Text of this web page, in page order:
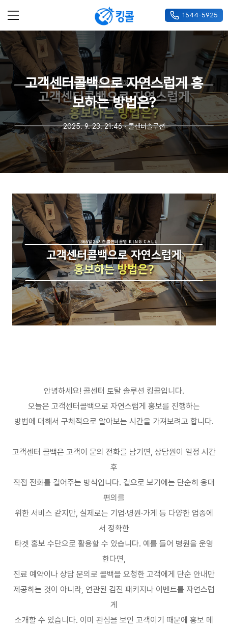
1544-5925
메뉴
고객센터콜백으로 자연스럽게 홍
보하는 방법은?
2025. 9. 23. 21:46ㆍ콜센터솔루션
안녕하세요! 콜센터 토탈 솔루션 킹콜입니다.
오늘은 고객센터콜백으로 자연스럽게 홍보를 진행하는
방법에 대해서 구체적으로 알아보는 시간을 가져보려고 합니다.
고객센터 콜백은 고객이 문의 전화를 남기면, 상담원이 일정 시간
후
직접 전화를 걸어주는 방식입니다. 겉으로 보기에는 단순히 응대
편의를
위한 서비스 같지만, 실제로는 기업·병원·가게 등 다양한 업종에
서 정확한
타겟 홍보 수단으로 활용할 수 있습니다. 예를 들어 병원을 운영
한다면,
진료 예약이나 상담 문의로 콜백을 요청한 고객에게 단순 안내만
제공하는 것이 아니라, 연관된 검진 패키지나 이벤트를 자연스럽
게
소개할 수 있습니다. 이미 관심을 보인 고객이기 때문에 홍보 메